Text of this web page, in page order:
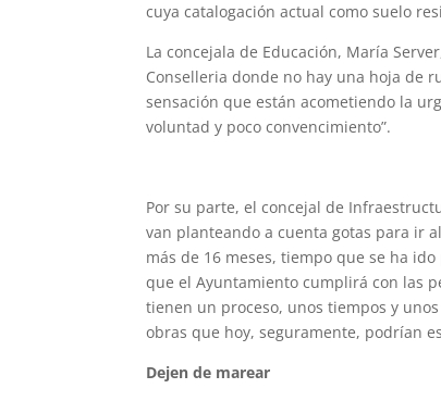
cuya catalogación actual como suelo
La concejala de Educación, María
Conselleria donde no hay una hoja de
sensación que están acometiendo la
voluntad y poco convencimiento”.
Por su parte, el concejal de
van planteando a cuenta gotas para ir
más de 16 meses, tiempo que se ha
que el Ayuntamiento cumplirá con las
tienen un proceso, unos tiempos y
obras que hoy, seguramente, podrían
Dejen de marear